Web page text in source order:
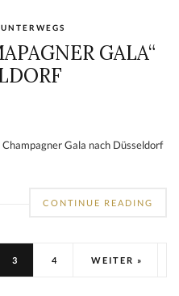
UNTERWEGS
GALA“
Gala nach Düsseldorf
CONTINUE READING
3 4 WEITER »